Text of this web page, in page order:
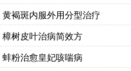
黄褐斑内服外用分型治疗
樟树皮叶治病简效方
蚌粉治愈皇妃咳喘病